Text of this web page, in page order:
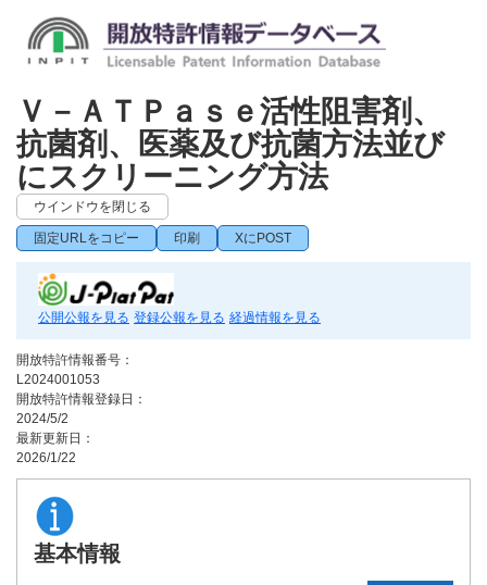
Ｖ－ＡＴＰａｓｅ活性阻害剤、
抗菌剤、医薬及び抗菌方法並び
にスクリーニング方法
ウインドウを閉じる
固定URLをコピー 印刷 XにPOST
公開公報を見る 登録公報を見る 経過情報を見る
開放特許情報番号：
L2024001053
開放特許情報登録日：
2024/5/2
最新更新日：
2026/1/22
基本情報